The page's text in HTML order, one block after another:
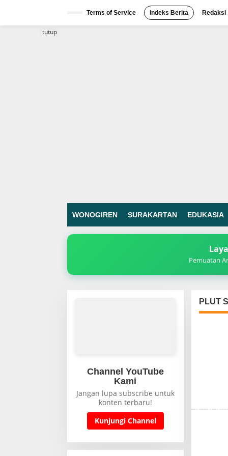
Terms of Service Indeks Berita Redaksi
WONOGIREN SURAKARTAN EDUKASIA
tutup
Pemuatan
Channel YouTube
Kami
Jangan lupa subscribe untuk
konten terbaru!
Kunjungi Channel
PLUT